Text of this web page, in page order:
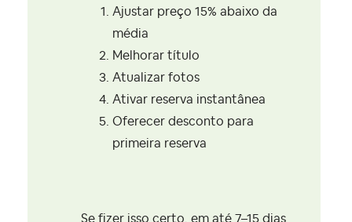
Ajustar preço 15% abaixo da
média
Melhorar título
Atualizar fotos
Ativar reserva instantânea
Oferecer desconto para
primeira reserva
Se fizer isso certo, em até 7–15 dias